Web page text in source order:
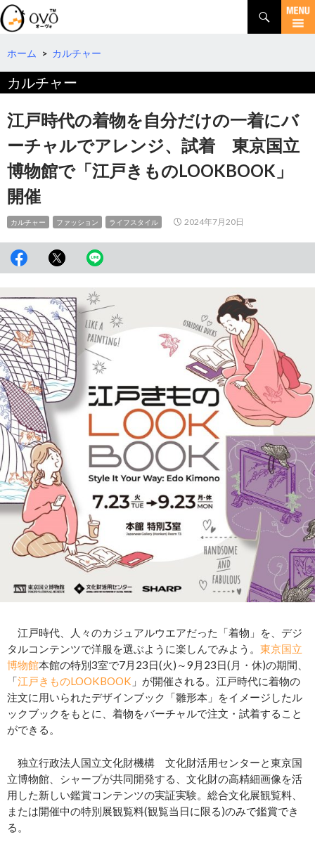
検
索
コ
テ
ツ
へ
移
動
ホーム > カルチャー
カルチャー
江戸時代の着物を自分だけの一着にバ
ーチャルでアレンジ、試着 東京国立
博物館で「江戸きものLOOKBOOK」
開催
カルチャー ファッション ライフスタイル 2024年7月20日
江戸時代、人々のカジュアルウエアだった「着物」を、デジ
タルコンテンツで洋服を選ぶように楽しんでみよう。 東京国立
博物館本館の特別3室で7月23日(火)～9月23日(月・休)の期間、
「江戸きものLOOKBOOK 」が開催される。江戸時代に着物の
注文に用いられたデザインブック「雛形本」をイメージしたル
ックブックをもとに、着物をバーチャルで注文・試着すること
ができる。
独立行政法人国立文化財機構 文化財活用センターと東京国
立博物館、シャープが共同開発する、文化財の高精細画像を活
用した新しい鑑賞コンテンツの実証実験。総合文化展観覧料、
または開催中の特別展観覧料(観覧当日に限る)のみで鑑賞でき
る。